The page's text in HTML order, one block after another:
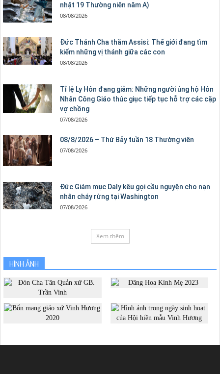
nhật 19 Thường niên năm A)
08/08/2026
Đức Thánh Cha thăm Assisi: Thế giới đang tìm
kiếm những vị thánh giữa các con
08/08/2026
Tỉ lệ Ly Hôn đang giảm: Những người ủng hộ Hôn
Nhân Công Giáo thúc giục tiếp tục hỗ trợ các cặp
vợ chồng
07/08/2026
08/8/2026 – Thứ Bảy tuần 18 Thường viên
07/08/2026
Đức Giám mục Daly kêu gọi cầu nguyện cho nạn
nhân cháy rừng tại Washington
07/08/2026
Xem thêm
HÌNH ẢNH